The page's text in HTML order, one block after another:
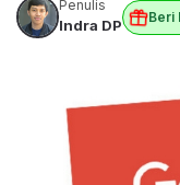
Penulis
Indra DP Beri